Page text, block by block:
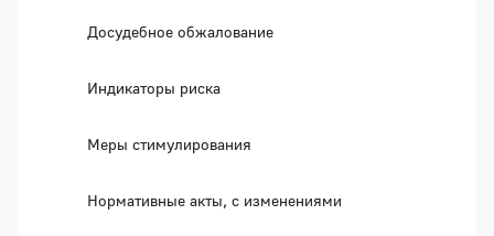
Досудебное обжалование
Индикаторы риска
Меры стимулирования
Нормативные акты, с изменениями